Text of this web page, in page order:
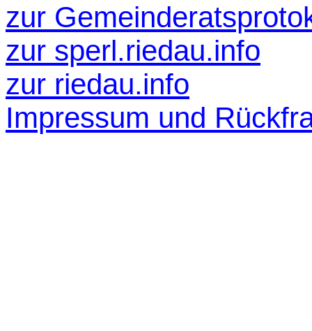
zur
zur sperl.riedau.info
zur riedau.info
Impressum und